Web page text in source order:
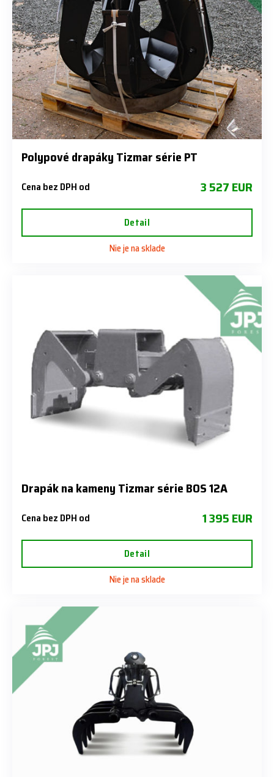
Polypové drapáky Tizmar série PT
Cena bez DPH od 3 527 EUR
Detail
Nie je na sklade
Drapák na kameny Tizmar série BOS 12A
Cena bez DPH od 1 395 EUR
Detail
Nie je na sklade